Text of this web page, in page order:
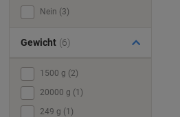
Nein (3)
Gewicht (6)
1500 g (2)
20000 g (1)
249 g (1)